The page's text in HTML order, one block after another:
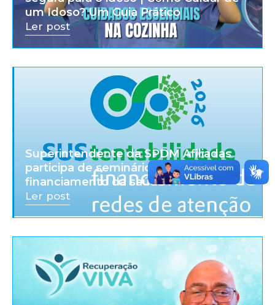
um Idoso? Um Guia Prático
Ler post
Superintendente da SPDM Afiliadas
participa de seminário sobre
financiamento da saúde
Ler post